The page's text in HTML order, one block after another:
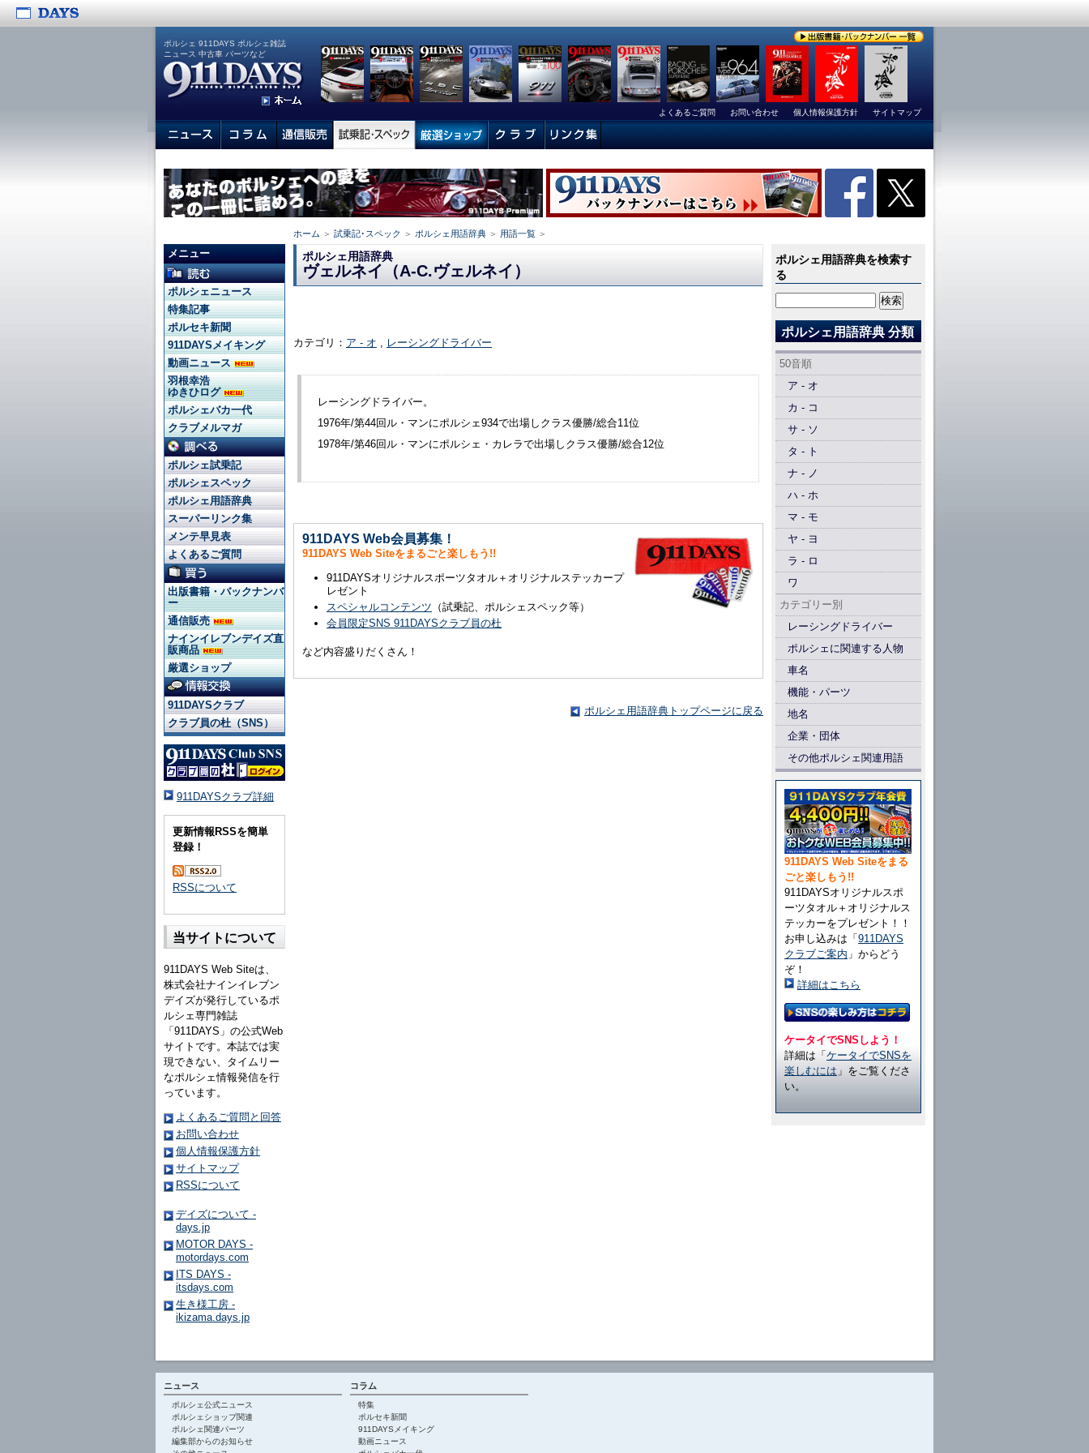
ポルシェ 911DAYS ポルシェ雑誌
ニュース 中古車 パーツなど
ホーム ＞ 試乗記･スペック ＞ ポルシェ用語辞典 ＞ 用語一覧 ＞
ポルシェ用語辞典
ヴェルネイ（A-C.ヴェルネイ）
カテゴリ： ア - オ レーシングドライバー
レーシングドライバー。
1976年/第44回ル・マンにポルシェ934で出場しクラス優勝/総合11位
1978年/第46回ル・マンにポルシェ・カレラで出場しクラス優勝/総合12位
911DAYS Web会員募集！
911DAYS Web Siteをまるごと楽しもう!!
911DAYSオリジナルスポーツタオル＋オリジナルステッカープ
レゼント
スペシャルコンテンツ （試乗記、ポルシェスペック等）
会員限定SNS 911DAYSクラブ員の杜
など内容盛りだくさん！
ポルシェ用語辞典トップページに戻る
ポルシェ用語辞典を検索す
る
ポルシェ用語辞典 分類
50音順
ア - オ
カ - コ
サ - ソ
タ - ト
ナ - ノ
ハ - ホ
マ - モ
ヤ - ヨ
ラ - ロ
ワ
カテゴリー別
レーシングドライバー
ポルシェに関連する人物
車名
機能・パーツ
地名
企業・団体
その他ポルシェ関連用語
911DAYS Web Siteをまる
ごと楽しもう!!
911DAYSオリジナルスポ
ーツタオル＋オリジナルス
テッカーをプレゼント！！
お申し込みは「 911DAYS
クラブご案内 」からどう
ぞ！
詳細はこちら
ケータイでSNSしよう！
詳細は「 ケータイでSNSを
楽しむには 」をご覧くださ
い。
メニュー
ポルシェニュース
特集記事
ポルセキ新聞
911DAYSメイキング
動画ニュース
羽根幸浩
ゆきひログ
ポルシェバカ一代
クラブメルマガ
ポルシェ試乗記
ポルシェスペック
ポルシェ用語辞典
スーパーリンク集
メンテ早見表
よくあるご質問
出版書籍・バックナンバ
ー
通信販売
ナインイレブンデイズ直
販商品
厳選ショップ
911DAYSクラブ
クラブ員の杜（SNS）
911DAYSクラブ詳細
更新情報RSSを簡単
登録！
RSSについて
当サイトについて
911DAYS Web Siteは、
株式会社ナインイレブン
デイズが発行しているポ
ルシェ専門雑誌
「911DAYS」の公式Web
サイトです。本誌では実
現できない、タイムリー
なポルシェ情報発信を行
っています。
よくあるご質問と回答
お問い合わせ
個人情報保護方針
サイトマップ
RSSについて
デイズについて -
days.jp
MOTOR DAYS -
motordays.com
ITS DAYS -
itsdays.com
生き様工房 -
ikizama.days.jp
よくあるご質問 お問い合わせ 個人情報保護方針 サイトマップ
ニュース
ポルシェ公式ニュース
ポルシェショップ関連
ポルシェ関連パーツ
編集部からのお知らせ
コラム
特集
ポルセキ新聞
911DAYSメイキング
動画ニュース